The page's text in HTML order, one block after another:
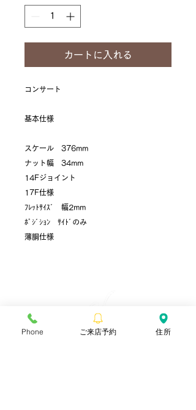
カートに入れる
コンサート
基本仕様
スケール 376mm
ナット幅 34mm
14Fジョイント
17F仕様
ﾌﾚｯﾄｻｲｽﾞ 幅2mm
ﾎﾟｼﾞｼｮﾝ ｻｲﾄﾞのみ
薄胴仕様
​彩雲弦楽器工房
Phone ご来店予約 住所